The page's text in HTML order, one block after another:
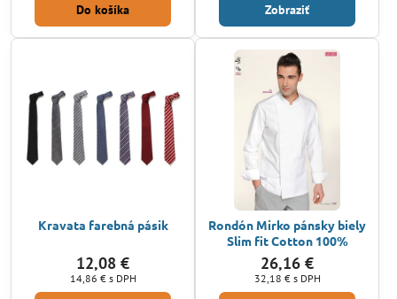
Do košíka Zobraziť
Kravata farebná pásik
12,08 €
14,86 € s DPH
Rondón Mirko pánsky biely
Slim fit Cotton 100%
26,16 €
32,18 € s DPH